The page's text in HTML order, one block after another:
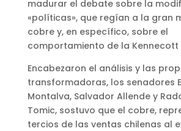
madurar el debate sobre la
«políticas», que regían a la gran
cobre y, en específico, sobre el
comportamiento de la Kennecott
Encabezaron el análisis y las
transformadoras, los senadores
Montalva, Salvador Allende y
Tomic, sostuvo que el cobre,
tercios de las ventas chilenas al